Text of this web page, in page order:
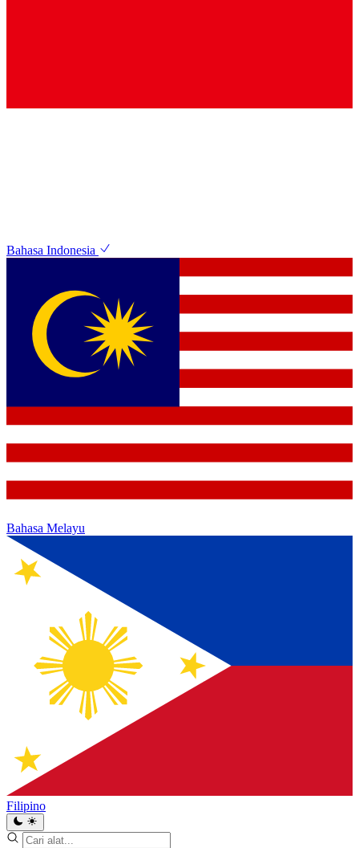
Bahasa Indonesia
Bahasa Melayu
Filipino